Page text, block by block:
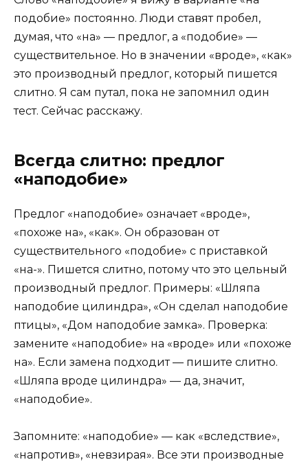
подобие» постоянно. Люди ставят пробел,
думая, что «на» — предлог, а «подобие» —
существительное. Но в значении «вроде», «как»
это производный предлог, который пишется
слитно. Я сам путал, пока не запомнил один
тест. Сейчас расскажу.
Всегда слитно: предлог
«наподобие»
Предлог «наподобие» означает «вроде»,
«похоже на», «как». Он образован от
существительного «подобие» с приставкой
«на-». Пишется слитно, потому что это цельный
производный предлог. Примеры: «Шляпа
наподобие цилиндра», «Он сделал наподобие
птицы», «Дом наподобие замка». Проверка:
замените «наподобие» на «вроде» или «похоже
на». Если замена подходит — пишите слитно.
«Шляпа вроде цилиндра» — да, значит,
«наподобие».
Запомните: «наподобие» — как «вследствие»,
«напротив», «невзирая». Все эти производные